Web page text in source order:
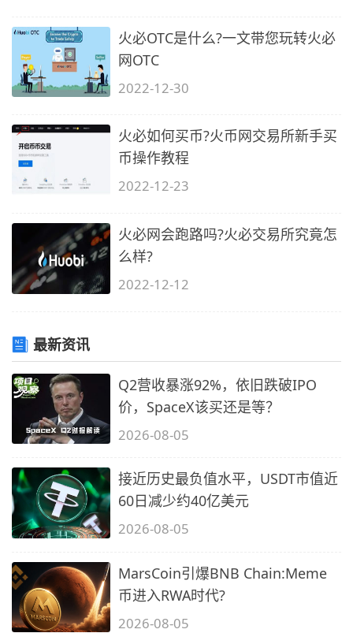
火必OTC是什么?一文带您玩转火必
网OTC
2022-12-30
火必如何买币?火币网交易所新手买
币操作教程
2022-12-23
火必网会跑路吗?火必交易所究竟怎
么样?
2022-12-12
最新资讯
Q2营收暴涨92%，依旧跌破IPO
价，SpaceX该买还是等？
2026-08-05
接近历史最负值水平，USDT市值近
60日减少约40亿美元
2026-08-05
MarsCoin引爆BNB Chain:Meme
币进入RWA时代?
2026-08-05